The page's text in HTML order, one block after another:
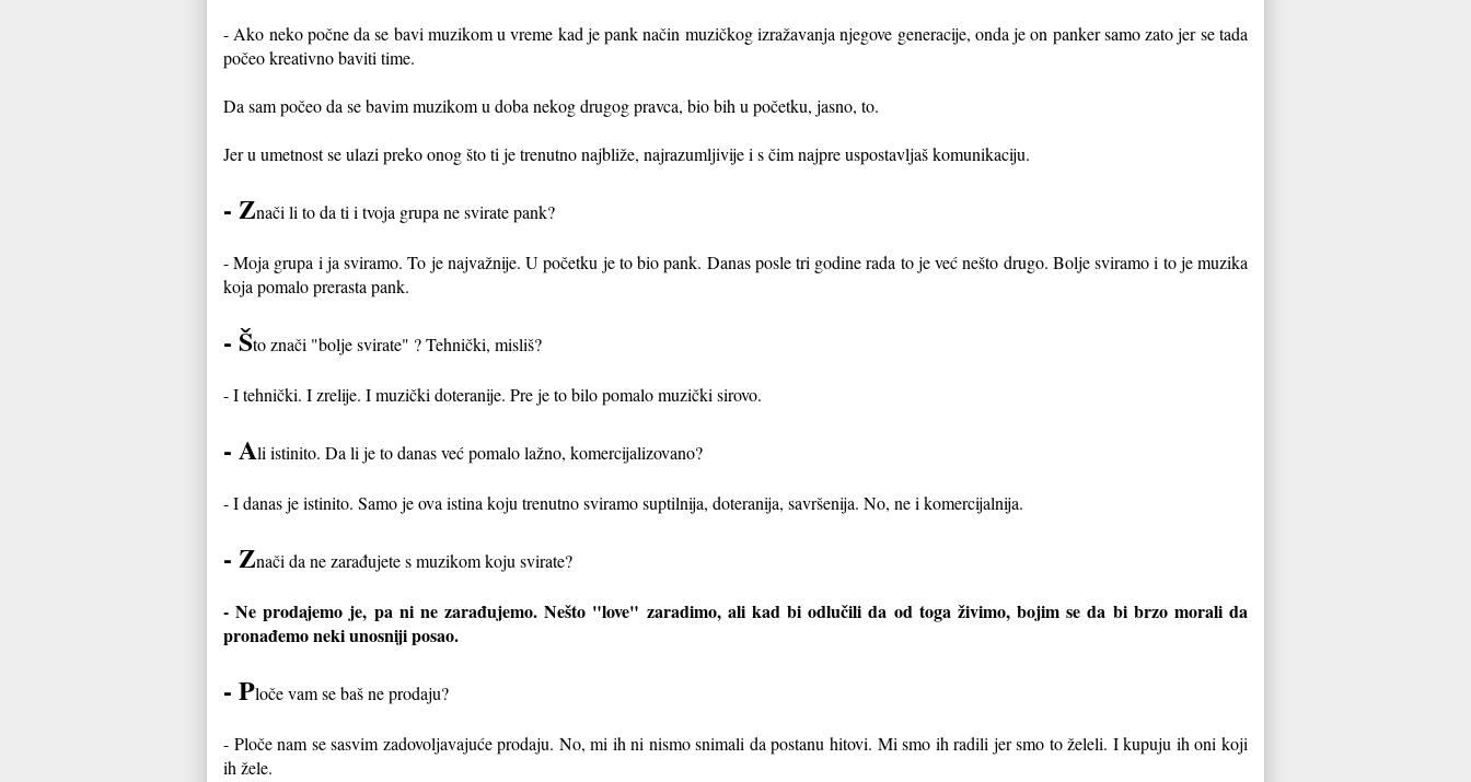
- Ako neko počne da se bavi muzikom u vreme kad je pank način muzičkog izražavanja njegove generacije, onda je on panker samo zato jer se tada
počeo kreativno baviti time.
Da sam počeo da se bavim muzikom u doba nekog drugog pravca, bio bih u početku, jasno, to.
Jer u umetnost se ulazi preko onog što ti je trenutno najbliže, najrazumljivije i s čim najpre uspostavljaš komunikaciju.
- Znači li to da ti i tvoja grupa ne svirate pank?
- Moja grupa i ja sviramo. To je najvažnije. U početku je to bio pank. Danas posle tri godine rada to je već nešto drugo. Bolje sviramo i to je muzika
koja pomalo prerasta pank.
- Što znači "bolje svirate" ? Tehnički, misliš?
- I tehnički. I zrelije. I muzički doteranije. Pre je to bilo pomalo muzički sirovo.
- Ali istinito. Da li je to danas već pomalo lažno, komercijalizovano?
- I danas je istinito. Samo je ova istina koju trenutno sviramo suptilnija, doteranija, savršenija. No, ne i komercijalnija.
- Znači da ne zarađujete s muzikom koju svirate?
- Ne prodajemo je, pa ni ne zarađujemo. Nešto "love" zaradimo, ali kad bi odlučili da od toga živimo, bojim se da bi brzo morali da
pronađemo neki unosniji posao.
- Ploče vam se baš ne prodaju?
- Ploče nam se sasvim zadovoljavajuće prodaju. No, mi ih ni nismo snimali da postanu hitovi. Mi smo ih radili jer smo to želeli. I kupuju ih oni koji
ih žele.